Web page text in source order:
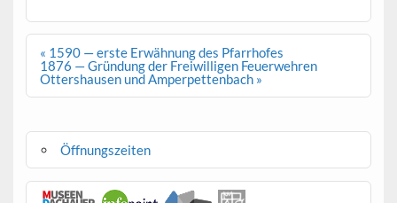
Beitragsnavigation
« 1590 — erste Erwähnung des Pfarrhofes
1876 — Gründung der Freiwilligen Feuerwehren
Ottershausen und Amperpettenbach »
Öffnungszeiten